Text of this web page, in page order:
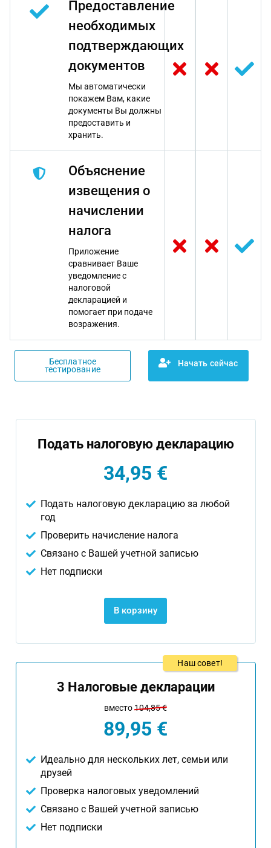
Предоставление
необходимых
подтверждающих
документов
Мы автоматически
покажем Вам, какие
документы Вы должны
предоставить и
хранить.
Объяснение
извещения о
начислении
налога
Приложение
сравнивает Ваше
уведомление с
налоговой
декларацией и
помогает при подаче
возражения.
Бесплатное
тестирование
Начать сейчас
Подать налоговую декларацию
34,95 €
Подать налоговую декларацию за любой
год
Проверить начисление налога
Связано с Вашей учетной записью
Нет подписки
В корзину
3 Налоговые декларации
вместо104,85 €
89,95 €
Идеально для нескольких лет, семьи или
друзей
Проверка налоговых уведомлений
Связано с Вашей учетной записью
Нет подписки
Наш совет!